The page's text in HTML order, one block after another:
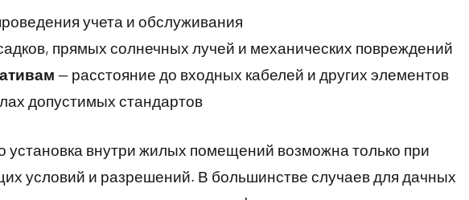
учета и обслуживания
прямых солнечных лучей и механических повреждений
— расстояние до входных кабелей и других элементов
допустимых стандартов
установка внутри жилых помещений возможна только при
условий и разрешений. В большинстве случаев для дачных